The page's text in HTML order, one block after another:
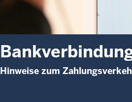
Hinweise zum